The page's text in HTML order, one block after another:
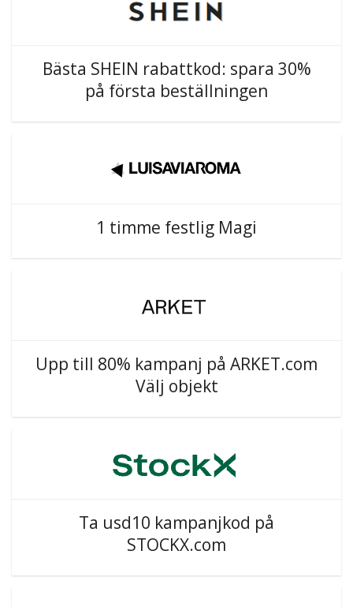
Bästa SHEIN rabattkod: spara 30%
på första beställningen
1 timme festlig Magi
Upp till 80% kampanj på ARKET.com
Välj objekt
Ta usd10 kampanjkod på
STOCKX.com